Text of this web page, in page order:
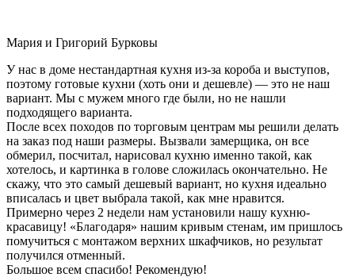
Мария и Григорий Бурковы
У нас в доме нестандартная кухня из-за короба и выступов,
поэтому готовые кухни (хоть они и дешевле) — это не наш
вариант. Мы с мужем много где были, но не нашли
подходящего варианта.
После всех походов по торговым центрам мы решили делать
на заказ под наши размеры. Вызвали замерщика, он все
обмерил, посчитал, нарисовал кухню именно такой, как
хотелось, и картинка в голове сложилась окончательно. Не
скажу, что это самый дешевый вариант, но кухня идеально
вписалась и цвет выбрала такой, как мне нравится.
Примерно через 2 недели нам установили нашу кухню-
красавицу! «Благодаря» нашим кривым стенам, им пришлось
помучиться с монтажом верхних шкафчиков, но результат
получился отменный.
Большое всем спасибо! Рекомендую!